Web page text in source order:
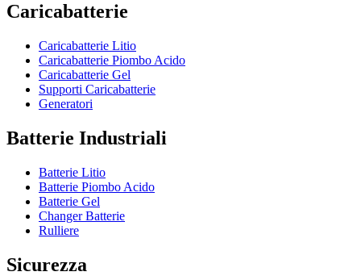
Caricabatterie
Caricabatterie Litio
Caricabatterie Piombo Acido
Caricabatterie Gel
Supporti Caricabatterie
Generatori
Batterie Industriali
Batterie Litio
Batterie Piombo Acido
Batterie Gel
Changer Batterie
Rulliere
Sicurezza